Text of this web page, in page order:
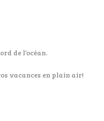
de l’océan.
vacances en plain air!